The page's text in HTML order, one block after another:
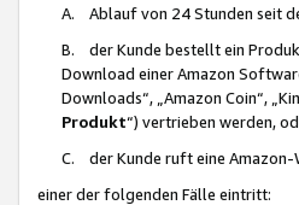
A. Ablauf von 24 Stunden seit
B. der Kunde bestellt ein
Download einer Amazon
Downloads“, „Amazon Coin“,
Produkt“) vertrieben werden,
C. der Kunde ruft eine Amazon-
einer der folgenden Fälle eintritt: